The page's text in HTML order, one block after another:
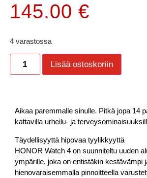
145.00 €
4 varastossa
Lisää ostoskoriin
Aikaa paremmalle sinulle. Pitkä jopa 14
kattavilla urheilu- ja
Täydellisyyttä hipovaa tyylikkyyttä
HONOR Watch 4 on suunniteltu uuden
ympärille, joka on entistäkin kestävämpi
hienovaraisemmalla pinnoitteella